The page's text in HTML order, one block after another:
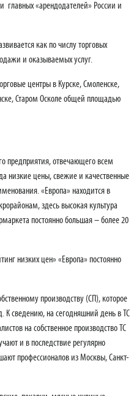
главных «арендодателей» России и
как по числу торговых
и оказываемых услуг.
центры в Курске, Смоленске,
Старом Осколе общей площадью
предприятия, отвечающего всем
низкие цены, свежие и качественные
«Европа» находится в
здесь высокая культура
постоянно большая – более 20
низких цен» «Европа» постоянно
производству (СП), которое
К сведению, на сегодняшний день в ТС
на собственное производство ТС
и в последствие регулярно
профессионалов из Москвы, Санкт-